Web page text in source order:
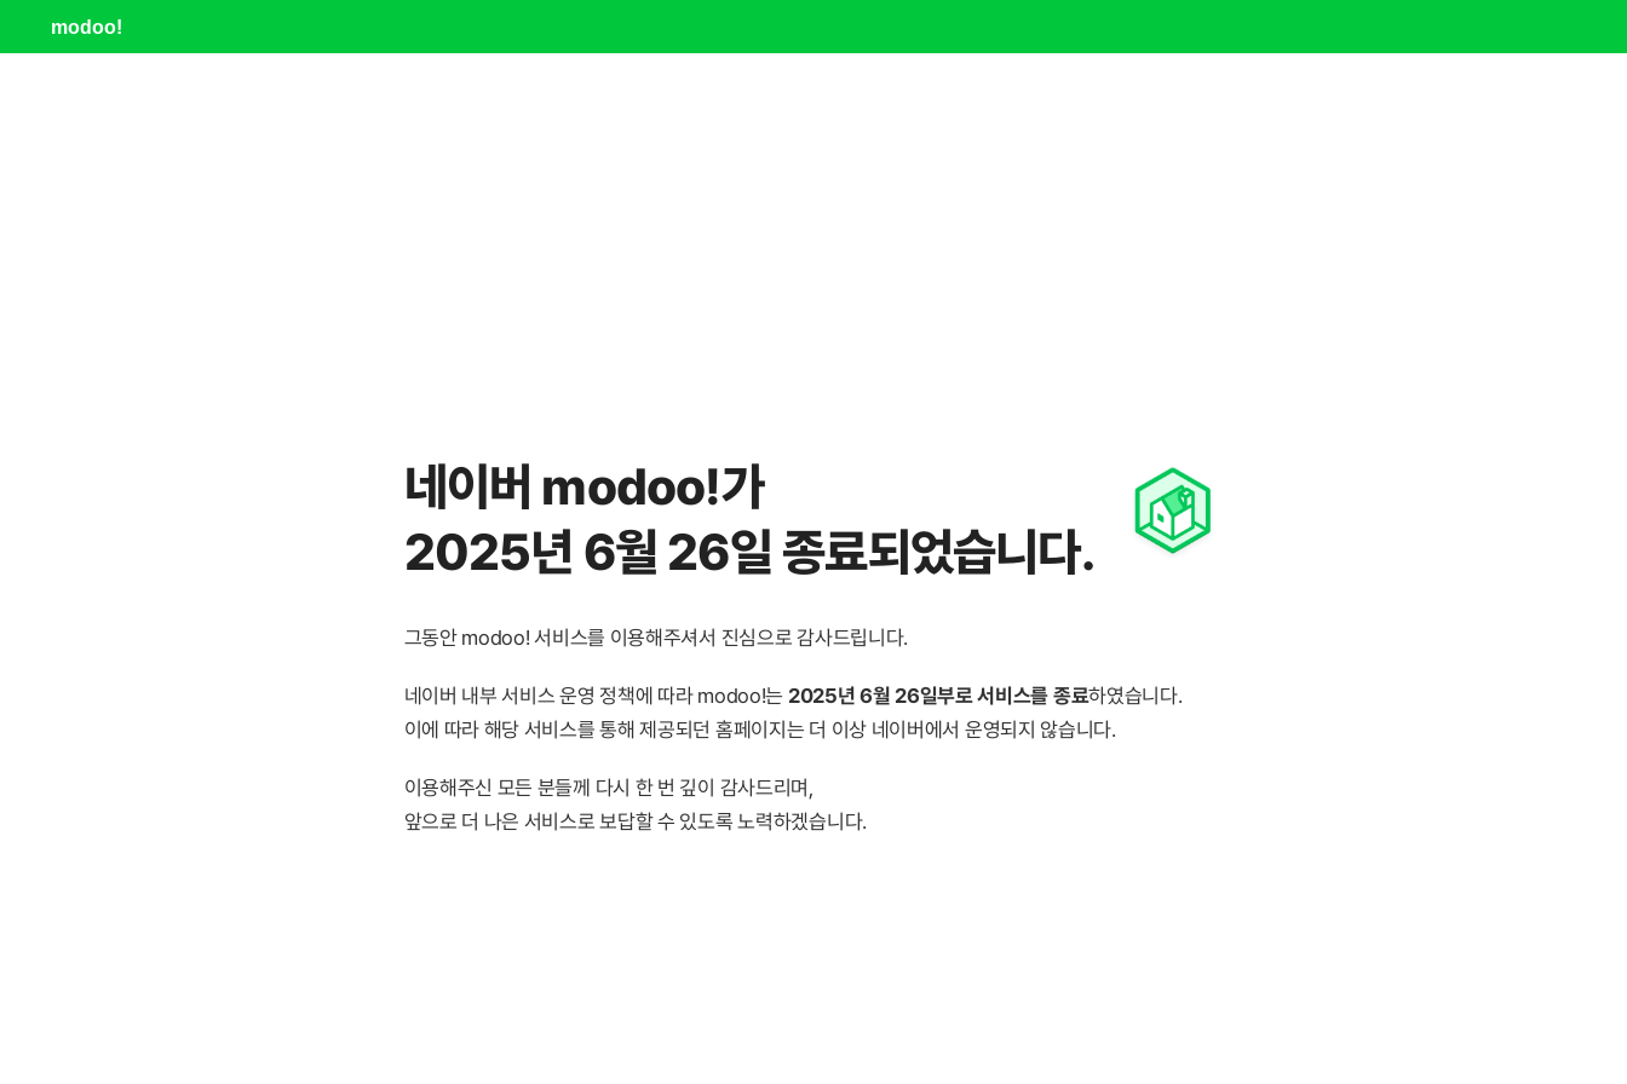
modoo!
네이버 modoo!가
2025년 6월 26일 종료되었습니다.
그동안 modoo! 서비스를 이용해주셔서 진심으로 감사드립니다.
네이버 내부 서비스 운영 정책에 따라 modoo!는 2025년 6월 26일부로 서비스를 종료하였습니다.
이에 따라 해당 서비스를 통해 제공되던 홈페이지는 더 이상 네이버에서 운영되지 않습니다.
이용해주신 모든 분들께 다시 한 번 깊이 감사드리며,
앞으로 더 나은 서비스로 보답할 수 있도록 노력하겠습니다.